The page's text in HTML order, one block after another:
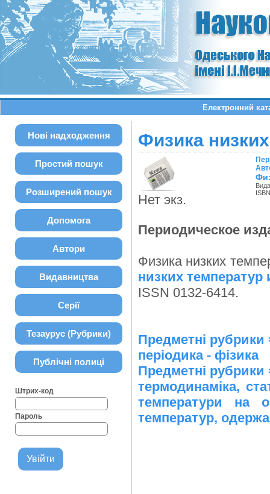
Електронний
Нові надходження
Простий пошук
Розширений пошук
Допомога
Автори
Видавництва
Серії
Тезаурус (Рубрики)
Публічні полиці
Штрих-код
Пароль
Физика
Нет экз.
Периодическое
Физика низких
низких
ISSN 0132-6414.
Предметні
періодика - фізика
Предметні
термодинаміка,
температури на
температур,